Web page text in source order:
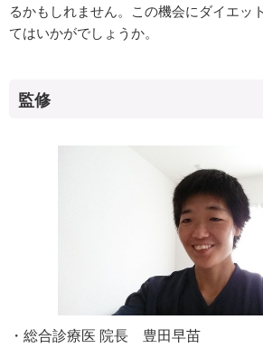
るかもしれません。この機会にダイエッ
てはいかがでしょうか。
監修
・総合診療医 院長 豊田早苗